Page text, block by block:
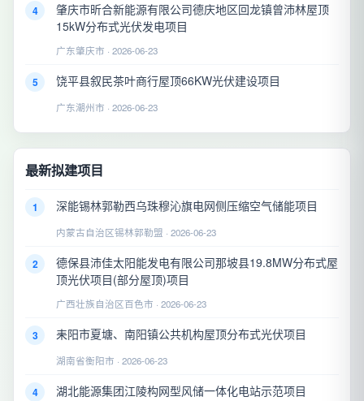
4
肇庆市昕合新能源有限公司德庆地区回龙镇曾沛林屋顶
15kW分布式光伏发电项目
广东肇庆市 · 2026-06-23
5 饶平县叙民茶叶商行屋顶66KW光伏建设项目
广东潮州市 · 2026-06-23
最新拟建项目
1 深能锡林郭勒西乌珠穆沁旗电网侧压缩空气储能项目
内蒙古自治区锡林郭勒盟 · 2026-06-23
2
德保县沛佳太阳能发电有限公司那坡县19.8MW分布式屋
顶光伏项目(部分屋顶)项目
广西壮族自治区百色市 · 2026-06-23
3 耒阳市夏塘、南阳镇公共机构屋顶分布式光伏项目
湖南省衡阳市 · 2026-06-23
4 湖北能源集团江陵构网型风储一体化电站示范项目